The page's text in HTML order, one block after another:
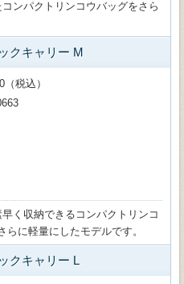
ンパクトリンコウバッグをさら
クキャリー M
（税込）
く収納できるコンパクトリンコ
に軽量にしたモデルです。
クキャリー L